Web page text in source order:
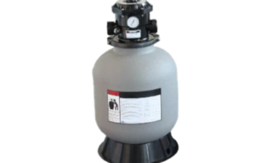
teljesítményt biztosít. Precíziósan megtervezett öntisztító
oldalsó csatornák a kiegyensúlyozott áramlás és
visszamosás, valamint a könnyű szervizelhetőség
folyamatos vízforgatással és szűréssel tudjuk fenn tartani.
Az álló vízben, melyet süt a nap, könnyedén
elszaporodhatnak az algák és más szennyeződések,
melyek nem csak a látványt rontják, de a fürdőzők
egészségére is veszélyesek lehetnek. A szűrőtartály a
vízforgató készülék segítségével az egészen finom
szennyeződéseket is kiszűrhetik a vízből, amelyek így
fennakadnak a szűrőközegen.